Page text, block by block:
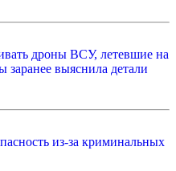
дроны ВСУ, летевшие на
заранее выяснила детали
из-за криминальных